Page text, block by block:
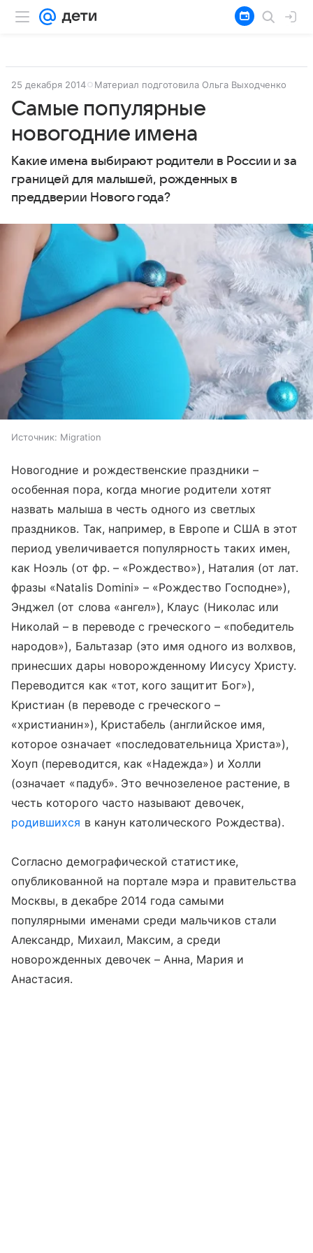
25 декабря 2014 Материал подготовила Ольга Выходченко
Самые популярные
новогодние имена
Какие имена выбирают родители в России и за
границей для малышей, рожденных в
преддверии Нового года?
Источник: Migration
Новогодние и рождественские праздники –
особенная пора, когда многие родители хотят
назвать малыша в честь одного из светлых
праздников. Так, например, в Европе и США в этот
период увеличивается популярность таких имен,
как Ноэль (от фр. – «Рождество»), Наталия (от лат.
фразы «Natalis Domini» – «Рождество Господне»),
Энджел (от слова «ангел»), Клаус (Николас или
Николай – в переводе с греческого – «победитель
народов»), Бальтазар (это имя одного из волхвов,
принесших дары новорожденному Иисусу Христу.
Переводится как «тот, кого защитит Бог»),
Кристиан (в переводе с греческого –
«христианин»), Кристабель (английское имя,
которое означает «последовательница Христа»),
Хоуп (переводится, как «Надежда») и Холли
(означает «падуб». Это вечнозеленое растение, в
честь которого часто называют девочек,
родившихся в канун католического Рождества).
Согласно демографической статистике,
опубликованной на портале мэра и правительства
Москвы, в декабре 2014 года самыми
популярными именами среди мальчиков стали
Александр, Михаил, Максим, а среди
новорожденных девочек – Анна, Мария и
Анастасия.